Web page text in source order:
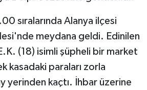
sıralarında Alanya ilçesi
meydana geldi. Edinilen
(18) isimli şüpheli bir market
kasadaki paraları zorla
yerinden kaçtı. İhbar üzerine